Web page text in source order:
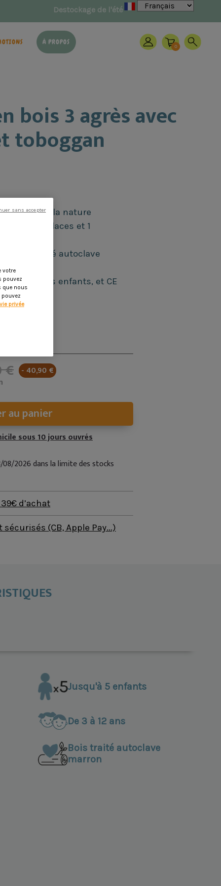
À PROPOS
0
bois 3 agrès avec
toboggan
proches de la nature
à face 2 places et 1
bois traité autoclave
des jouets enfants, et CE
€ - 40,90 €
au panier
sous 10 jours ouvrés
2026 dans la limite des stocks
d’achat
(CB, Apple Pay...)
Jusqu'à 5 enfants
De 3 à 12 ans
Bois traité autoclave
marron
votre
pouvez
que nous
privée
sans accepter